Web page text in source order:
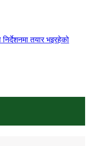
तयार भइरहेको